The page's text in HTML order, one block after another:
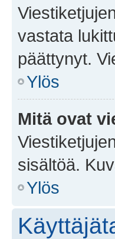
vastata
päättynyt.
Ylös
Mitä ovat
sisältöä.
Ylös